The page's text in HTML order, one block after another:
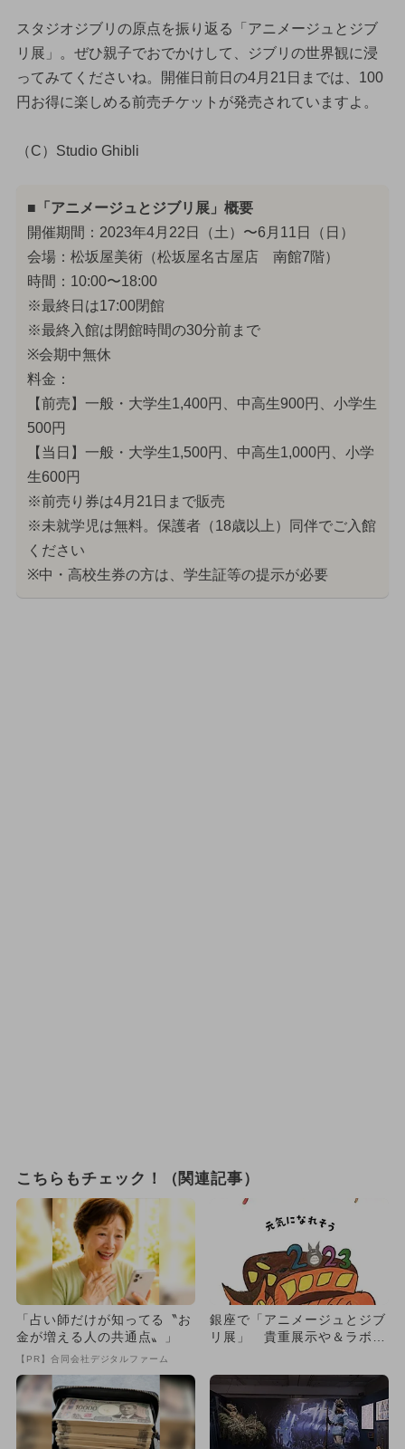
スタジオジブリの原点を振り返る「アニメージュとジブ
リ展」。ぜひ親子でおでかけして、ジブリの世界観に浸
ってみてくださいね。開催日前日の4月21日までは、100
円お得に楽しめる前売チケットが発売されていますよ。
（C）Studio Ghibli
■「アニメージュとジブリ展」概要
開催期間：2023年4月22日（土）〜6月11日（日）
会場：松坂屋美術（松坂屋名古屋店 南館7階）
時間：10:00〜18:00
※最終日は17:00閉館
※最終入館は閉館時間の30分前まで
※会期中無休
料金：
【前売】一般・大学生1,400円、中高生900円、小学生
500円
【当日】一般・大学生1,500円、中高生1,000円、小学
生600円
※前売り券は4月21日まで販売
※未就学児は無料。保護者（18歳以上）同伴でご入館
ください
※中・高校生券の方は、学生証等の提示が必要
こちらもチェック！（関連記事）
「占い師だけが知ってる〝お
金が増える人の共通点〟」
【PR】合同会社デジタルファーム
銀座で「アニメージュとジブ
リ展」 貴重展示や＆ラボメ